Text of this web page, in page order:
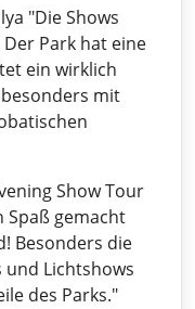
"Die Shows
Park hat eine
ein wirklich
mit
Show Tour
Spaß gemacht
Besonders die
und Lichtshows
des Parks."